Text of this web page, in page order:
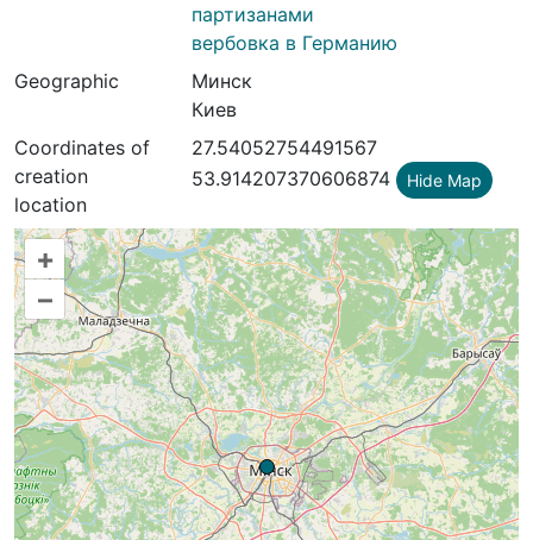
партизанами
вербовка в Германию
Geographic
Минск
Киев
Coordinates of
creation
location
27.54052754491567
53.914207370606874 Hide Map
+
–